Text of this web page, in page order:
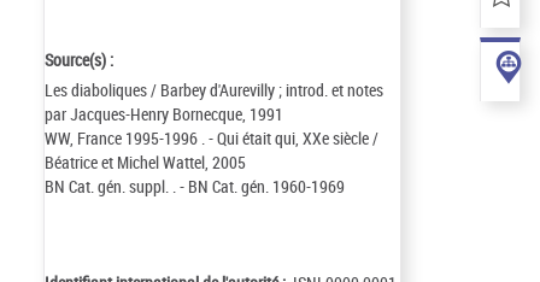
Source(s) :
Les diaboliques / Barbey d'Aurevilly ; introd. et notes
par Jacques-Henry Bornecque, 1991
WW, France 1995-1996 . - Qui était qui, XXe siècle /
Béatrice et Michel Wattel, 2005
BN Cat. gén. suppl. . - BN Cat. gén. 1960-1969